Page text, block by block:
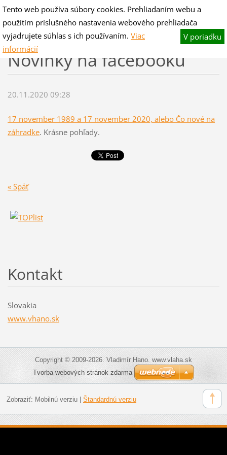
V-hano flog & blog
Fotografie pre potešenie,slovo na zamyslenie.
Novinky na facebooku
20.11.2020 09:28
17 november 1989 a 17 november 2020, alebo Čo nové na
záhradke. Krásne pohľady.
« Späť
Tento web používa súbory cookies. Prehliadaním webu a
použitím príslušného nastavenia webového prehliadača
vyjadrujete súhlas s ich používaním.
V poriadku
Viac
informácií
Kontakt
Slovakia
www.vhano.sk
Copyright © 2009-2026. Vladimír Hano. www.vlaha.sk
Tvorba webových stránok zdarma
Zobraziť: Mobilnú verziu| Štandardnú verziu